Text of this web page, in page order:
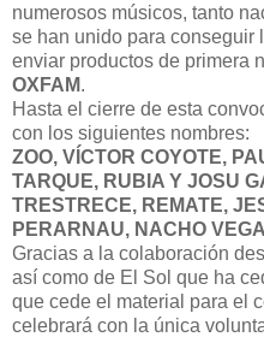
numerosos músicos, tanto
se han unido para conseguir
enviar productos de primera
OXFAM.
Hasta el cierre de esta
con los siguientes nombres:
ZOO, VÍCTOR COYOTE,
TARQUE, RUBIA Y JOSU
TRESTRECE, REMATE,
PERARNAU, NACHO
Gracias a la colaboración
así como de El Sol que ha
que cede el material para el
celebrará con la única